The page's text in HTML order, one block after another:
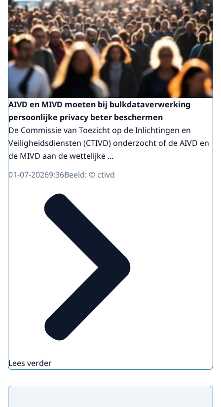
AIVD en MIVD moeten bij bulkdataverwerking
persoonlijke privacy beter beschermen
De Commissie van Toezicht op de Inlichtingen en
Veiligheidsdiensten (CTIVD) onderzocht of de AIVD en
de MIVD aan de wettelijke ...
01-07-20269:36Beeld: © ctivd
Lees verder